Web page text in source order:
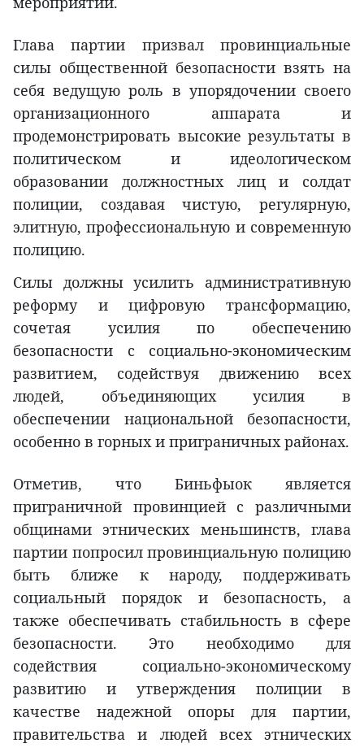
Глава партии призвал провинциальные
силы общественной безопасности взять на
себя ведущую роль в упорядочении своего
организационного аппарата и
продемонстрировать высокие результаты в
политическом и идеологическом
образовании должностных лиц и солдат
полиции, создавая чистую, регулярную,
элитную, профессиональную и современную
полицию.
Силы должны усилить административную
реформу и цифровую трансформацию,
сочетая усилия по обеспечению
безопасности с социально-экономическим
развитием, содействуя движению всех
людей, объединяющих усилия в
обеспечении национальной безопасности,
особенно в горных и приграничных районах.
Отметив, что Биньфыок является
приграничной провинцией с различными
общинами этнических меньшинств, глава
партии попросил провинциальную полицию
быть ближе к народу, поддерживать
социальный порядок и безопасность, а
также обеспечивать стабильность в сфере
безопасности. Это необходимо для
содействия социально-экономическому
развитию и утверждения полиции в
качестве надежной опоры для партии,
правительства и людей всех этнических